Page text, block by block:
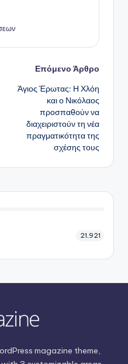
Επόμενο Άρθρο
Άγιος Έρωτας: Η Χλόη
και ο Νικόλαος
προσπαθούν να
διαχειριστούν τη νέα
πραγματικότητα της
σχέσης τους
21,921
magazine theme,